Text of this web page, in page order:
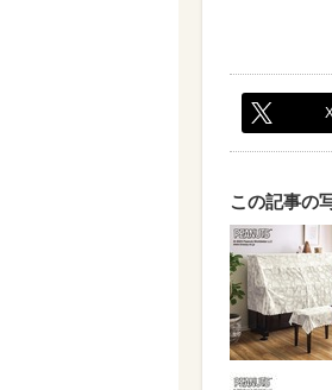
この記事の